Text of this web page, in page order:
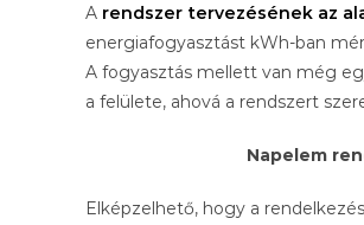
A rendszer tervezésének az
energiafogyasztást kWh-ban
A fogyasztás mellett van még
a felülete, ahová a rendszert
Napelem
Elképzelhető, hogy a